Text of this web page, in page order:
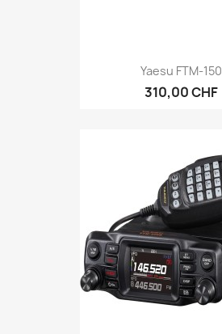
Yaesu FTM-150
310,00 CHF